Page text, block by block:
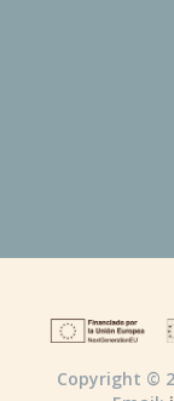
Copyright ©